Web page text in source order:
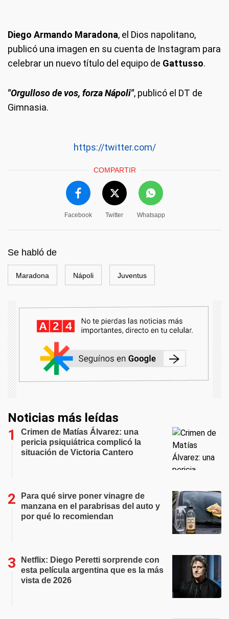
Diego Armando Maradona, el Dios napolitano,
publicó una imagen en su cuenta de Instagram para
celebrar un nuevo título del equipo de Gattusso.
"Orgulloso de vos, forza Nápoli", publicó el DT de
Gimnasia.
https://twitter.com/
COMPARTIR
Facebook Twitter Whatsapp
Se habló de
Maradona Nápoli Juventus
Noticias más leídas
Crimen de Matías Álvarez: una
pericia psiquiátrica complicó la
situación de Victoria Cantero
Para qué sirve poner vinagre de
manzana en el parabrisas del auto y
por qué lo recomiendan
Netflix: Diego Peretti sorprende con
esta película argentina que es la más
vista de 2026